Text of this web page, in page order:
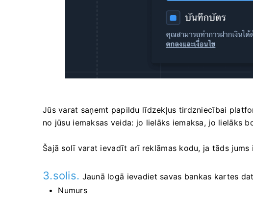
Jūs varat saņemt papildu līdzekļus tirdzniecībai
no jūsu iemaksas veida: jo lielāks iemaksa, jo lielāks
Šajā solī varat ievadīt arī reklāmas kodu, ja tāds jums
3.solis. Jaunā logā ievadiet savas bankas kartes
Numurs